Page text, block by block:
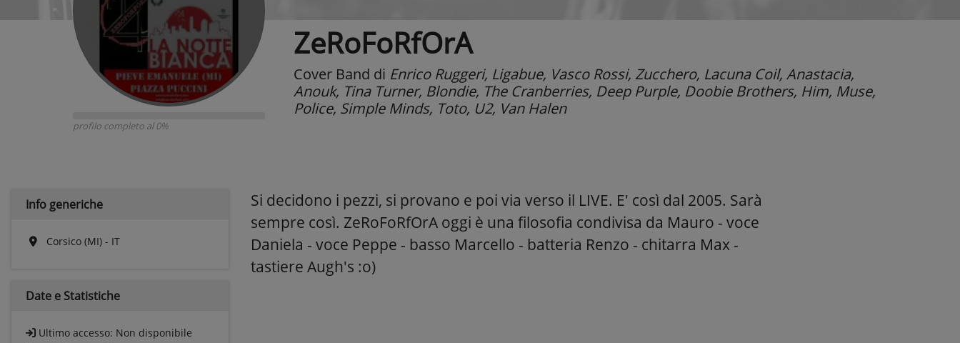
profilo completo al 0%
ZeRoFoRfOrA
Cover Band di Enrico Ruggeri, Ligabue, Vasco Rossi, Zucchero, Lacuna Coil, Anastacia,
Anouk, Tina Turner, Blondie, The Cranberries, Deep Purple, Doobie Brothers, Him, Muse,
Police, Simple Minds, Toto, U2, Van Halen
Info generiche
Corsico (MI) - IT
Date e Statistiche
Ultimo accesso: Non disponibile
Si decidono i pezzi, si provano e poi via verso il LIVE. E' così dal 2005. Sarà
sempre così. ZeRoFoRfOrA oggi è una filosofia condivisa da Mauro - voce
Daniela - voce Peppe - basso Marcello - batteria Renzo - chitarra Max -
tastiere Augh's :o)